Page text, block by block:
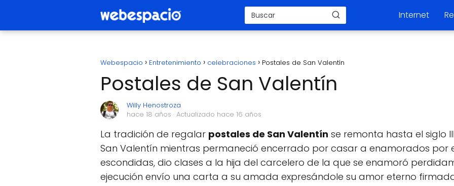
Internet
Webespacio Entretenimiento celebraciones Postales de San Valentín
Postales de San Valentín
Willy Henostroza
hace 18 años · Actualizado hace 16 años
La tradición de regalar postales de San Valentín se remonta hasta el siglo
San Valentín mientras permaneció encerrado por casar a enamorados por
escondidas, dio clases a la hija del carcelero de la que se enamoró
ejecución envío una carta a su amada expresándole su amor eterno